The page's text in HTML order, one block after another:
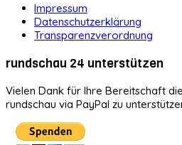
Impressum
Datenschutzerklärung
Transparenzverordnung
rundschau 24 unterstützen
Vielen Dank für Ihre Bereitschaft
rundschau via PayPal zu